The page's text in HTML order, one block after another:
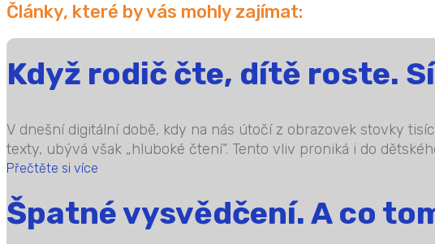
Články, které by vás mohly zajímat:
Když rodič čte, dítě roste.
V dnešní digitální době, kdy na nás útočí z obrazovek stovky
texty, ubývá však „hluboké čtení“. Tento vliv proniká i do
Přečtěte si více
Špatné vysvědčení. A co